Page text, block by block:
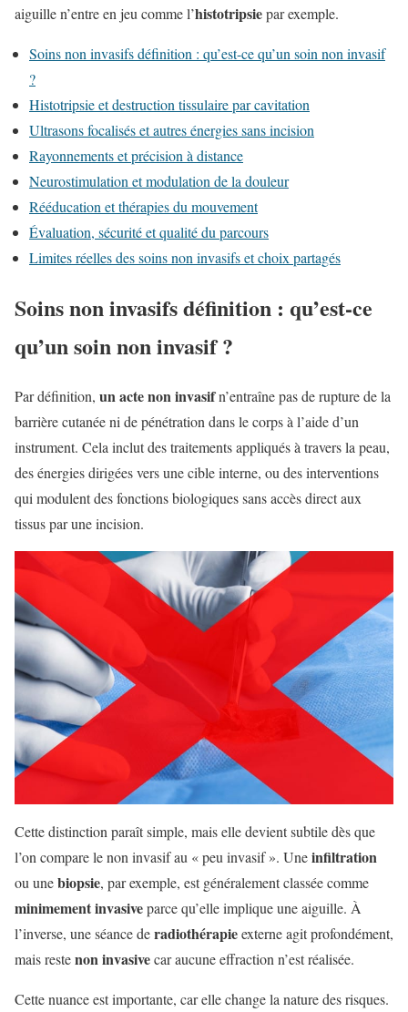
aiguille n’entre en jeu comme l’histotripsiepar exemple.
Soins non invasifs définition : qu’est-ce qu’un soin non invasif
?
Histotripsie et destruction tissulaire par cavitation
Ultrasons focalisés et autres énergies sans incision
Rayonnements et précision à distance
Neurostimulation et modulation de la douleur
Rééducation et thérapies du mouvement
Évaluation, sécurité et qualité du parcours
Limites réelles des soins non invasifs et choix partagés
Soins non invasifs définition : qu’est-ce
qu’un soin non invasif ?
Par définition, un acte non invasifn’entraîne pas de rupture de la
barrière cutanée ni de pénétration dans le corps à l’aide d’un
instrument. Cela inclut des traitements appliqués à travers la peau,
des énergies dirigées vers une cible interne, ou des interventions
qui modulent des fonctions biologiques sans accès direct aux
tissus par une incision.
Cette distinction paraît simple, mais elle devient subtile dès que
l’on compare le non invasif au « peu invasif ». Uneinfiltration
ou unebiopsie, par exemple, est généralement classée comme
minimement invasiveparce qu’elle implique une aiguille. À
l’inverse, une séance deradiothérapieexterne agit profondément,
mais restenon invasivecar aucune effraction n’est réalisée.
Cette nuance est importante, car elle change la nature des risques.